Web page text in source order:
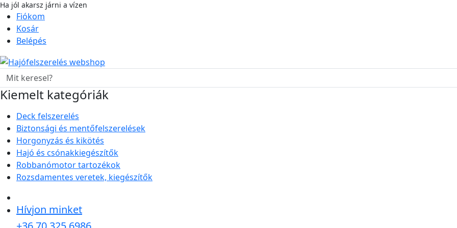
Ha jól akarsz járni a vízen
hajo-felszereles.hu
Fiókom
Kosár
Belépés
Kiemelt kategóriák
Deck felszerelés
Biztonsági és mentőfelszerelések
Horgonyzás és kikötés
Hajó és csónakkiegészítők
Robbanómotor tartozékok
Rozsdamentes veretek, kiegészítők
Hívjon minket